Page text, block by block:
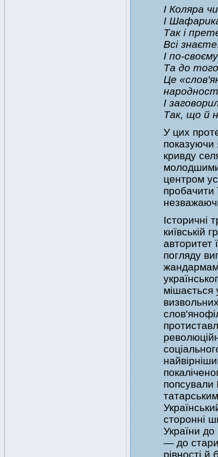
І Коляра
І
Так і
Всі
І по-
Та до
Це
І
Так, що й
У цих
показуючи
кривду
центром
пробачити
Історичні
київській
авторитет
погляду
мішається
попсували
сторонні
України
— до
рівності